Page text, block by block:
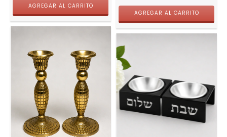
AGREGAR AL CARRITO